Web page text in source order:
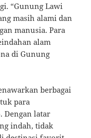
“Gunung Lawi
masih alami dan
manusia. Para
alam
di Gunung
berbagai
para
Dengan latar
indah, tidak